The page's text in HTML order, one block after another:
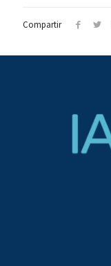
Compartir